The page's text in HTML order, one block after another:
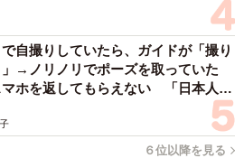
ですが、最終的に大井川水系伊太
橋がある島田市には世界一長い
があることです。世界一長い木造
抱える島田市は、「橋タウン」と
自撮りしていたら、ガイドが「撮り
」→ノリノリでポーズを取っていた
ホを返してもらえない 「日本人は
かも」「私は6時間で3万円払った」
６位以降を見る